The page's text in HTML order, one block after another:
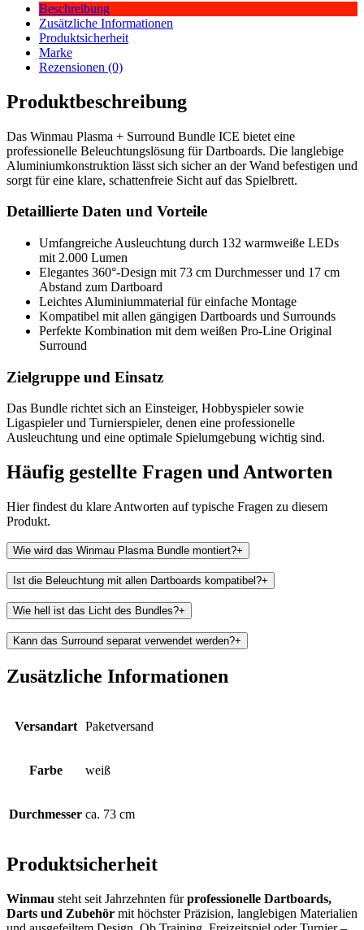
Beschreibung
Zusätzliche Informationen
Produktsicherheit
Marke
Rezensionen (0)
Produktbeschreibung
Das Winmau Plasma + Surround Bundle ICE bietet eine
professionelle Beleuchtungslösung für Dartboards. Die langlebige
Aluminiumkonstruktion lässt sich sicher an der Wand befestigen und
sorgt für eine klare, schattenfreie Sicht auf das Spielbrett.
Detaillierte Daten und Vorteile
Umfangreiche Ausleuchtung durch 132 warmweiße LEDs
mit 2.000 Lumen
Elegantes 360°-Design mit 73 cm Durchmesser und 17 cm
Abstand zum Dartboard
Leichtes Aluminiummaterial für einfache Montage
Kompatibel mit allen gängigen Dartboards und Surrounds
Perfekte Kombination mit dem weißen Pro-Line Original
Surround
Zielgruppe und Einsatz
Das Bundle richtet sich an Einsteiger, Hobbyspieler sowie
Ligaspieler und Turnierspieler, denen eine professionelle
Ausleuchtung und eine optimale Spielumgebung wichtig sind.
Häufig gestellte Fragen undAntworten
Hier findest du klare Antworten auf typische Fragen zu diesem
Produkt.
Wie wird das Winmau Plasma Bundle montiert?+
Ist die Beleuchtung mit allen Dartboards kompatibel?+
Wie hell ist das Licht des Bundles?+
Kann das Surround separat verwendet werden?+
Zusätzliche Informationen
Versandart Paketversand
Farbe weiß
Durchmesser ca. 73 cm
Produktsicherheit
Winmau steht seit Jahrzehnten fürprofessionelle Dartboards,
Darts und Zubehör mit höchster Präzision, langlebigen Materialien